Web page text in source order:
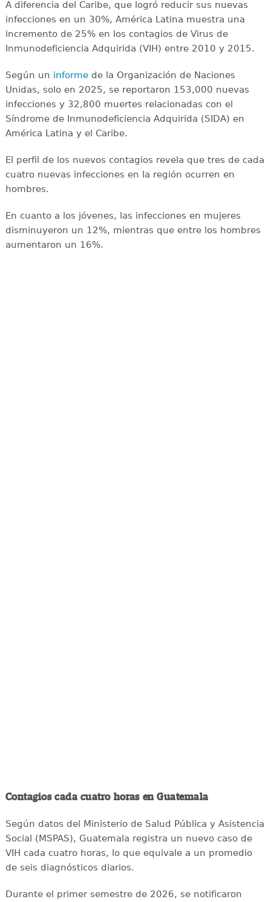
A diferencia del Caribe, que logró reducir sus nuevas
infecciones en un 30%, América Latina muestra una
incremento de 25% en los contagios de Virus de
Inmunodeficiencia Adquirida (VIH) entre 2010 y 2015.
Según un informede la Organización de Naciones
Unidas, solo en 2025, se reportaron 153,000 nuevas
infecciones y 32,800 muertes relacionadas con el
Síndrome de Inmunodeficiencia Adquirida (SIDA) en
América Latina y el Caribe.
El perfil de los nuevos contagios revela que tres de cada
cuatro nuevas infecciones en la región ocurren en
hombres.
En cuanto a los jóvenes, las infecciones en mujeres
disminuyeron un 12%, mientras que entre los hombres
aumentaron un 16%.
Contagios cada cuatro horas en Guatemala
Según datos del Ministerio de Salud Pública y Asistencia
Social (MSPAS), Guatemala registra un nuevo caso de
VIH cada cuatro horas, lo que equivale a un promedio
de seis diagnósticos diarios.
Durante el primer semestre de 2026, se notificaron